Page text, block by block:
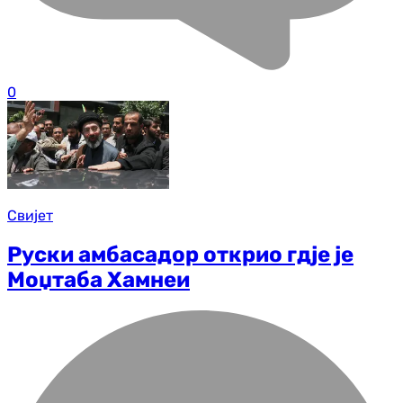
0
Свијет
Руски амбасадор открио гдје је
Моџтаба Хамнеи